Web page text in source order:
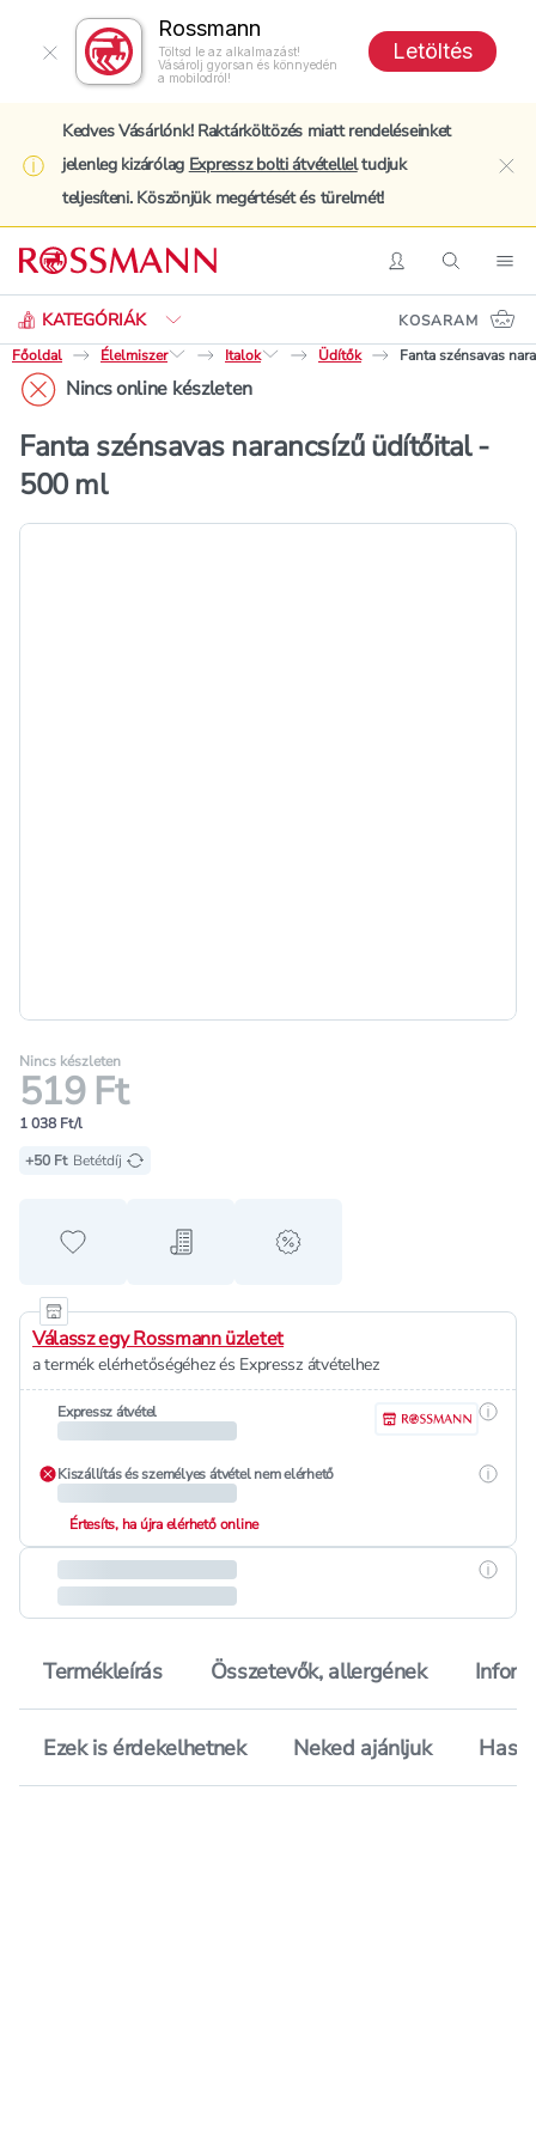
Rossmann
Töltsd le az alkalmazást!
Vásárolj gyorsan és könnyedén
a mobilodról!
Letöltés
Kedves Vásárlónk! Raktárköltözés miatt rendeléseinket
jelenleg kizárólag Expressz bolti átvételleltudjuk
teljesíteni. Köszönjük megértését és türelmét!
BelépésKeresés
KATEGÓRIÁK
Keresés
KOSARAM
Főoldal
Élelmiszer Italok Üdítők Fanta szénsavas
Nincs online készleten
Fanta szénsavas narancsízű üdítőital -
500 ml
Nincs készleten
519 Ft
1 038 Ft/l
+50 Ft Betétdíj
Hozzáadás a kedvencekhez
Hozzáadás a bevásárló listához
alert when on sale
Válassz egy Rossmann üzletet
a termék elérhetőségéhez és Expressz átvételhez
Expressz átvétel
Kiszállítás és személyes átvétel nem elérhető
Értesíts, ha újra elérhető online
Termékleírás Összetevők, allergének
Ezek is érdekelhetnek Neked ajánljuk